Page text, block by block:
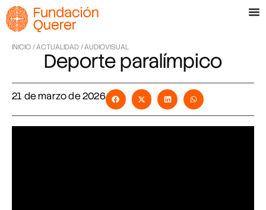
INICIO /ACTUALIDAD /AUDIOVISUAL
Deporte paralímpico
21 de marzo de 2026